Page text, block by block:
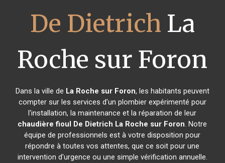
De Dietrich La
Roche sur Foron
Dans la ville de La Roche sur Foron, les habitants peuvent
compter sur les services d'un plombier expérimenté pour
l'installation, la maintenance et la réparation de leur
chaudière fioul De Dietrich La Roche sur Foron. Notre
équipe de professionnels est à votre disposition pour
répondre à toutes vos attentes, que ce soit pour une
intervention d'urgence ou une simple vérification annuelle.